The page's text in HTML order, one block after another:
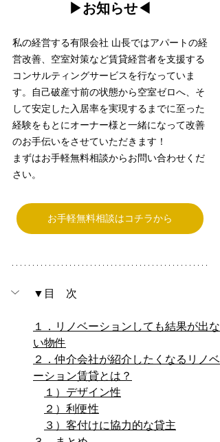
▶︎お知らせ◀︎
私の経営する有限会社 山長ではアパートの経
営改善、空室対策など賃貸経営者を支援する
コンサルティングサービスを行なっていま
す。自己破産寸前の状態から空室ゼロへ、そ
して安定した入居率を実現するまでに至った
経験をもとにオーナー様と一緒になって改善
のお手伝いをさせていただきます！
まずはお手軽無料相談からお問い合わせくだ
さい。
お手軽無料相談はコチラから
▼目　次
１．リノベーションしても結果が出な
い物件
２．仲介会社が紹介したくなるリノベ
ーション賃貸とは？
１）デザイン性
２）利便性
３）客付けに協力的な貸主